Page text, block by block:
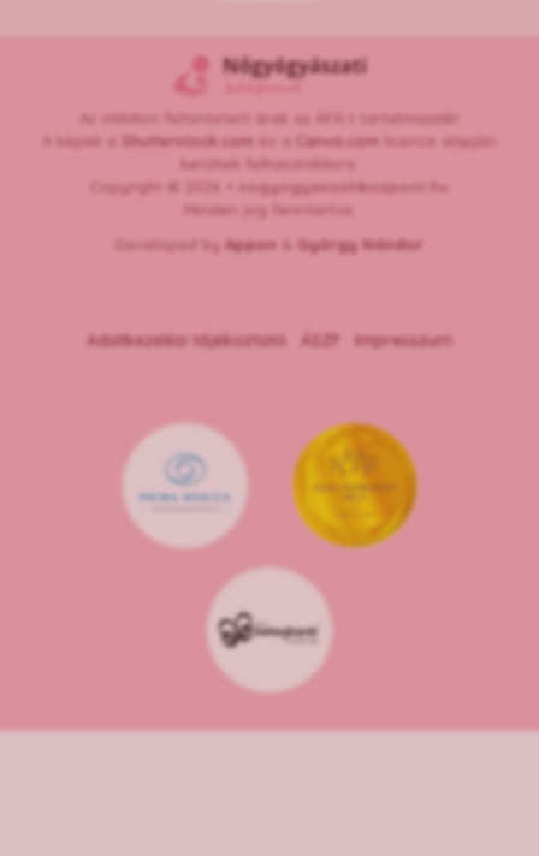
Az oldalon feltüntetett árak az ÁFÁ-t tartalmazzák!
A képek a
Shutterstock.com és a Canva.com licence alapján
kerültek felhasználásra.
Copyright © 2026 •
nogyogyaszatikozpont.hu
Minden jog fenntartva.
Developed by Appon György Nándor
Adatkezelési tájékoztató ÁSZF Impresszum